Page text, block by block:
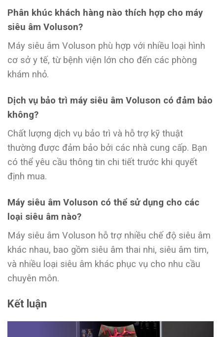
Phân khúc khách hàng nào thích hợp cho máy
siêu âm Voluson?
Máy siêu âm Voluson phù hợp với nhiều loại hình
cơ sở y tế, từ bệnh viện lớn cho đến các phòng
khám nhỏ.
Dịch vụ bảo trì máy siêu âm Voluson có đảm bảo
không?
Chất lượng dịch vụ bảo trì và hỗ trợ kỹ thuật
thường được đảm bảo bởi các nhà cung cấp. Bạn
có thể yêu cầu thông tin chi tiết trước khi quyết
định mua.
Máy siêu âm Voluson có thể sử dụng cho các
loại siêu âm nào?
Máy siêu âm Voluson hỗ trợ nhiều chế độ siêu âm
khác nhau, bao gồm siêu âm thai nhi, siêu âm tim,
và nhiều loại siêu âm khác phục vụ cho nhu cầu
chuyên môn.
Kết luận